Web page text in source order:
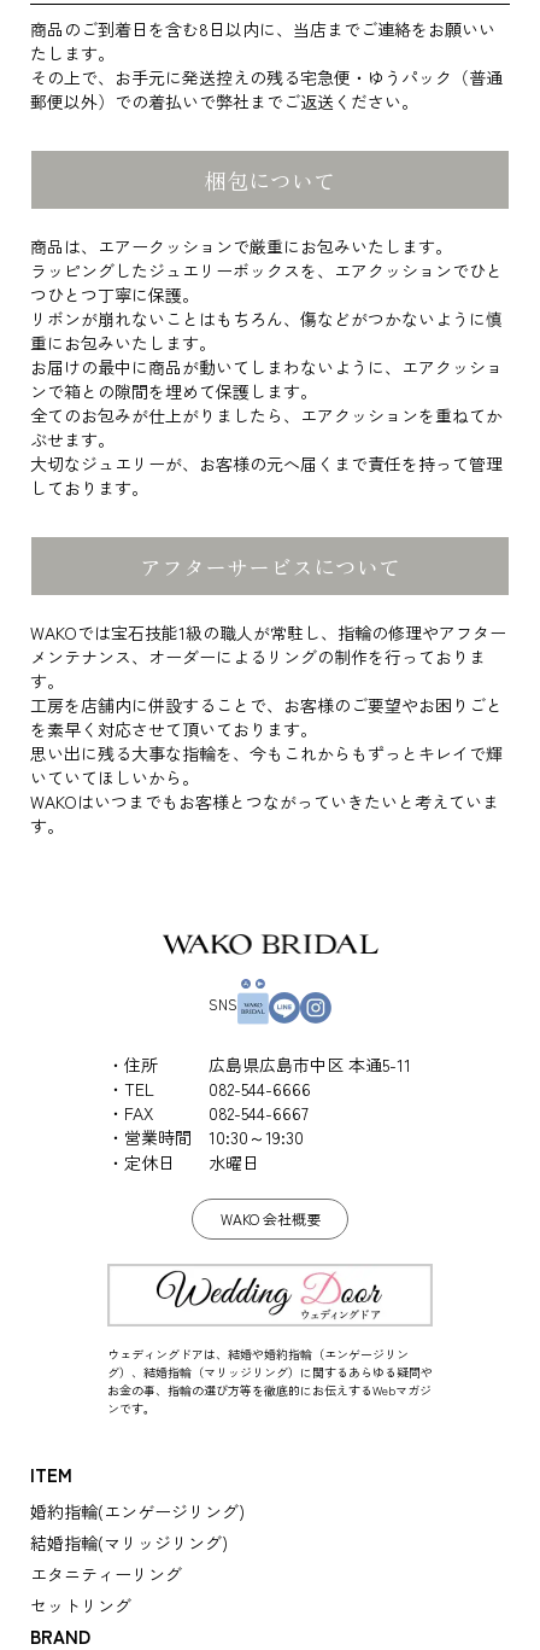
商品のご到着日を含む8日以内に、当店までご連絡をお願いい
たします。
その上で、お手元に発送控えの残る宅急便・ゆうパック（普通
郵便以外）での着払いで弊社までご返送ください。
梱包について
商品は、エアークッションで厳重にお包みいたします。
ラッピングしたジュエリーボックスを、エアクッションでひと
つひとつ丁寧に保護。
リボンが崩れないことはもちろん、傷などがつかないように慎
重にお包みいたします。
お届けの最中に商品が動いてしまわないように、エアクッショ
ンで箱との隙間を埋めて保護します。
全てのお包みが仕上がりましたら、エアクッションを重ねてか
ぶせます。
大切なジュエリーが、お客様の元へ届くまで責任を持って管理
しております。
アフターサービスについて
WAKOでは宝石技能1級の職人が常駐し、指輪の修理やアフター
メンテナンス、オーダーによるリングの制作を行っておりま
す。
工房を店舗内に併設することで、お客様のご要望やお困りごと
を素早く対応させて頂いております。
思い出に残る大事な指輪を、今もこれからもずっとキレイで輝
いていてほしいから。
WAKOはいつまでもお客様とつながっていきたいと考えていま
す。
SNS
住所
広島県広島市中区 本通5-11
TEL
082-544-6666
FAX
082-544-6667
営業時間
10:30～19:30
定休日
水曜日
WAKO 会社概要
ウェディングドアは、結婚や婚約指輪（エンゲージリン
グ）、結婚指輪（マリッジリング）に関するあらゆる疑問や
お金の事、指輪の選び方等を徹底的にお伝えするWebマガジ
ンです。
ITEM
婚約指輪(エンゲージリング)
結婚指輪(マリッジリング)
エタニティーリング
セットリング
BRAND